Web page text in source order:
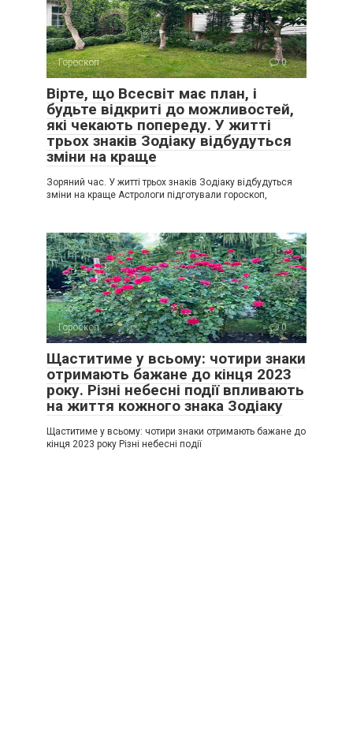
Гороскоп 0
Вірте, що Всесвіт має план, і
будьте відкриті до можливостей,
які чекають попереду. У житті
трьох знаків Зодіаку відбудуться
зміни на краще
Зоряний час. У житті трьох знаків Зодіаку відбудуться
зміни на краще Астрологи підготували гороскоп,
Гороскоп 0
Щаститиме у всьому: чотири знаки
отримають бажане до кінця 2023
року. Різні небесні події впливають
на життя кожного знака Зодіаку
Щаститиме у всьому: чотири знаки отримають бажане до
кінця 2023 року Різні небесні події